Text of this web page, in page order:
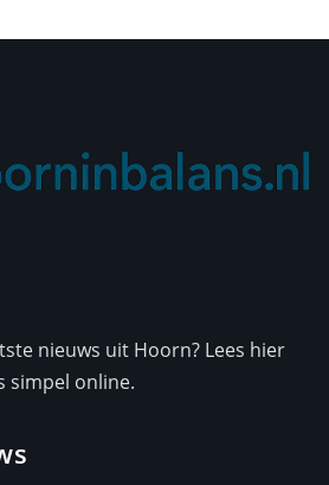
nieuws uit Hoorn? Lees hier
simpel online.